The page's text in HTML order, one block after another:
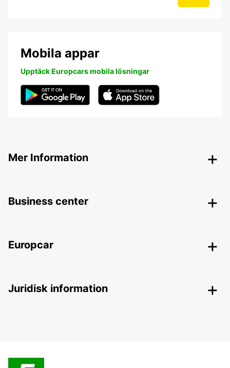
Mobila appar
Upptäck Europcars mobila lösningar
Mer Information
Business center
Europcar
Juridisk information